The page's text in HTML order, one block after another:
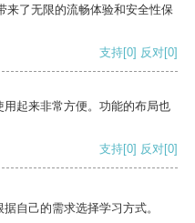
来了无限的流畅体验和安全性保
支持[0] 反对[0]
起来非常方便。功能的布局也
支持[0] 反对[0]
自己的需求选择学习方式。